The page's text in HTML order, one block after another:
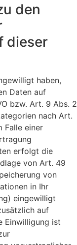
den
dieser
haben,
Daten auf
bzw. Art. 9 Abs. 2
nach Art.
Falle einer
erfolgt die
von Art. 49
von
in Ihr
eingewilligt
auf
Einwilligung ist